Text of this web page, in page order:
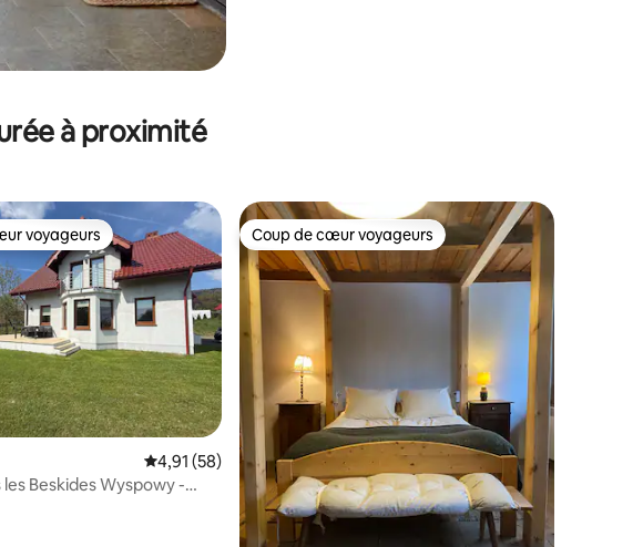
à proximité
la base de 80 commentaires : 5 sur 5
voyageurs
voyageurs
Évaluation moyenne sur la base de 58 commentaires : 4,91 sur 5
4,91 (58)
les Beskides Wyspowy -
Coup de cœur voyageurs
Coup de cœur voyageurs